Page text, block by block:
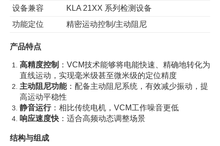
设备兼容
KLA 21XX 系列检测设备
功能定位
精密运动控制/主动阻尼
产品特点
高精度控制 ：VCM技术能够将电能快速、精确地转化为
直线运动，实现毫米级甚至微米级的定位精度
主动阻尼功能：配备主动阻尼系统，有效减少振动，提
高运动平稳性
静音运行：相比传统电机，VCM工作噪音更低
响应速度快 ：适合高频动态调整场景
结构与组成